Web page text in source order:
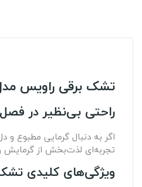
تشک برقی راویس
راحتی بی‌نظیر در
اگر به دنبال گرمایی مطبوع
تجربه‌ای لذت‌بخش از گرمایش
ویژگی‌های کلیدی